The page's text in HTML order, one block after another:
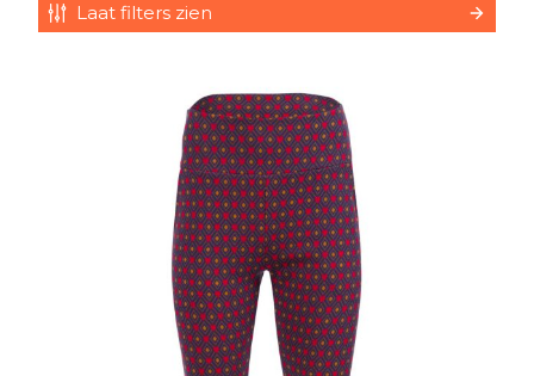
Laat filters zien